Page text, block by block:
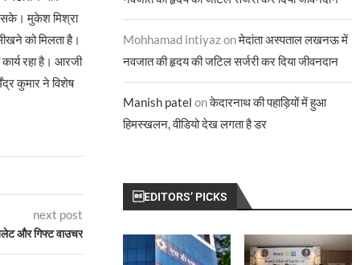
सके। मुकेश मिश्रा
को मिलता है।
रहा है। आरजी
कुमार ने विशेष
next post
और गिफ्ट वाउचर
Mohhamad intiyazonमेदांता अस्पताल लखनऊ में
नवजात की हृदय की जटिल सर्जरी कर दिया जीवनदान
Manish patel onकेदारनाथ की पहाड़ियों में हुआ
हिमस्खलन, वीडियो देख लगता है डर
EDITORS’ PICKS